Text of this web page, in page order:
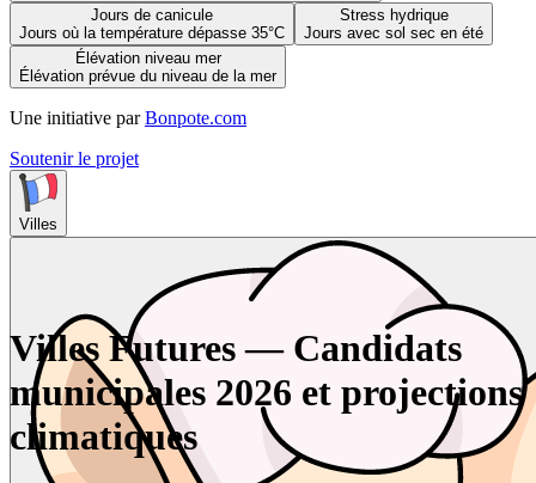
Jours de canicule
Jours où la température dépasse 35°C
Stress hydrique
Jours avec sol sec en été
Élévation niveau mer
Élévation prévue du niveau de la mer
Une initiative par Bonpote.com
Soutenir le projet
Villes
Villes Futures — Candidats
municipales 2026 et projections
climatiques